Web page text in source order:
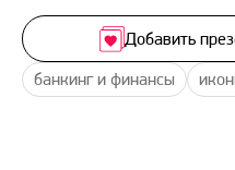
банкинг и финансы
Добавить